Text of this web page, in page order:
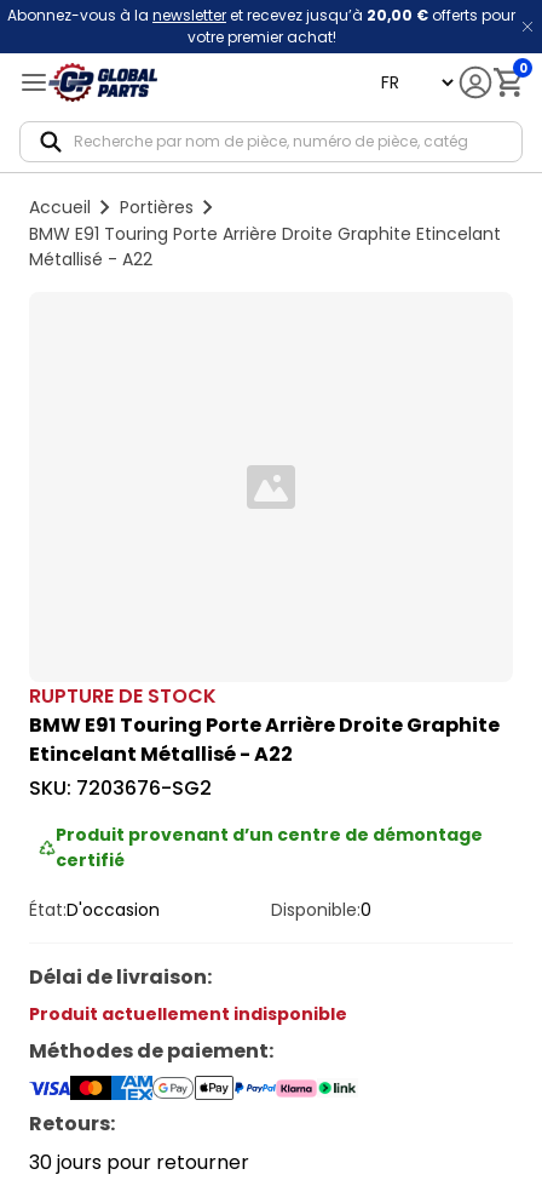
Abonnez-vous à la newsletteret recevez jusqu’à 20,00 €offerts pour
votre premier achat!
language 0
Accueil
Portières
BMW E91 Touring Porte Arrière Droite Graphite Etincelant
Métallisé - A22
Loading...
RUPTURE DE STOCK
BMW E91 Touring Porte Arrière Droite Graphite
Etincelant Métallisé - A22
SKU: 7203676-SG2
Produit provenant d’un centre de démontage
certifié
État:D'occasion Disponible:0
Délai de livraison:
Produit actuellement indisponible
Méthodes de paiement:
Retours:
30 jours pour retourner